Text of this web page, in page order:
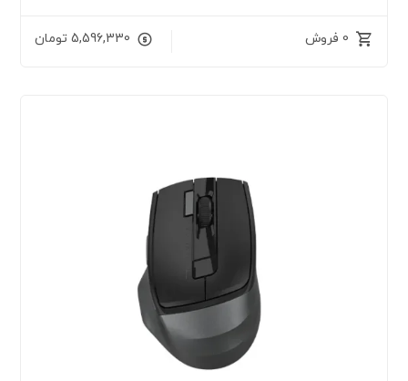
0 فروش 5,596,330 تومان